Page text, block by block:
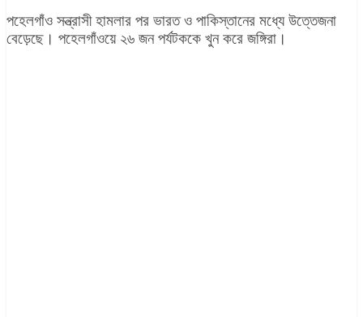
পহেলগাঁও সন্ত্রাসী হামলার পর ভারত ও পাকিস্তানের মধ্যে উত্তেজনা
বেড়েছে। পহেলগাঁওয়ে ২৬ জন পর্যটককে খুন করে জঙ্গিরা।